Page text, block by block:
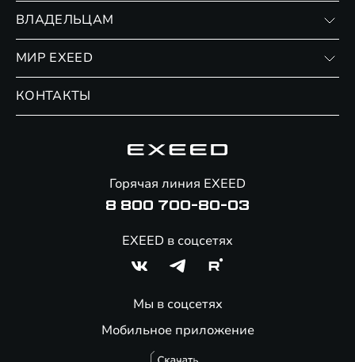
Страхование
ВЛАДЕЛЬЦАМ
Сервис
Помощь на дорогах
МИР EXEED
КОНТАКТЫ
Мобильное приложение
Горячая линия EXEED
8 800 700-80-03
EXEED в соцсетях
Мы в соцсетях